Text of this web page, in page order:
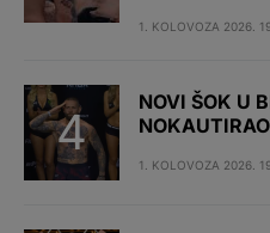
1. KOLOVOZA 2026.
NOVI ŠOK U
1. KOLOVOZA 2026.